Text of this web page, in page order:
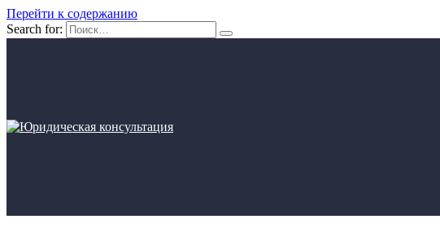
Перейти к содержанию
Search for: